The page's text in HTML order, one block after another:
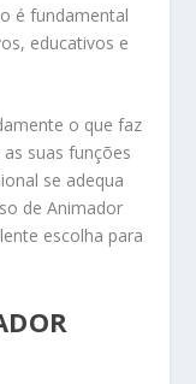
é fundamental
educativos e
o que faz
suas funções
se adequa
de Animador
escolha para